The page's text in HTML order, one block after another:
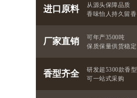
进口原料
从源头保障品质
香味怡人持久留香
厂家直销
可年产3500吨
保质保量供货稳定
香型齐全
研发超5300款香型
可一站式采购